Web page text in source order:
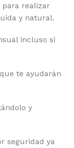
realizar
y natural.
incluso si
te ayudarán
y
seguridad ya